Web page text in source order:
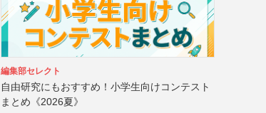
編集部セレクト
自由研究にもおすすめ！小学生向けコンテスト
まとめ《2026夏》